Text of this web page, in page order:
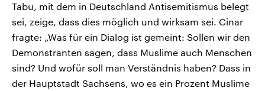
Tabu, mit dem in Deutschland Antisemitismus belegt
sei, zeige, dass dies möglich und wirksam sei. Cinar
fragte: „Was für ein Dialog ist gemeint: Sollen wir den
Demonstranten sagen, dass Muslime auch Menschen
sind? Und wofür soll man Verständnis haben? Dass in
der Hauptstadt Sachsens, wo es ein Prozent Muslime